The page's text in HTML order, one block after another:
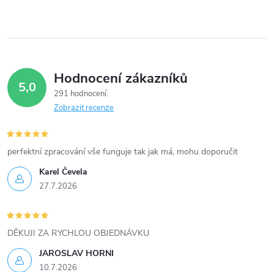
5,0 Hodnocení zákazníků
291 hodnocení
Zobrazit recenze
Karel Čevela
27.7.2026
perfektní zpracování vše funguje tak jak má, mohu doporučit
JAROSLAV HORNI
10.7.2026
DĚKUJI ZA RYCHLOU OBJEDNÁVKU